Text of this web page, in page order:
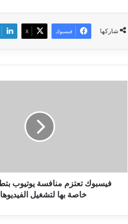
شاركها فيسبوك ‫X
لتشغيل
الفيديوهاتفيسبوك تعتزم منافسة يوتيوب
خاصة بها لتشغيل